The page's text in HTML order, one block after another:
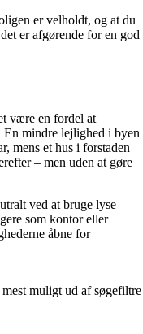
er velholdt, og at du
er afgørende for en god
være en fordel at
mindre lejlighed i byen
mens et hus i forstaden
– men uden at gøre
ved at bruge lyse
som kontor eller
åbne for
muligt ud af søgefiltre